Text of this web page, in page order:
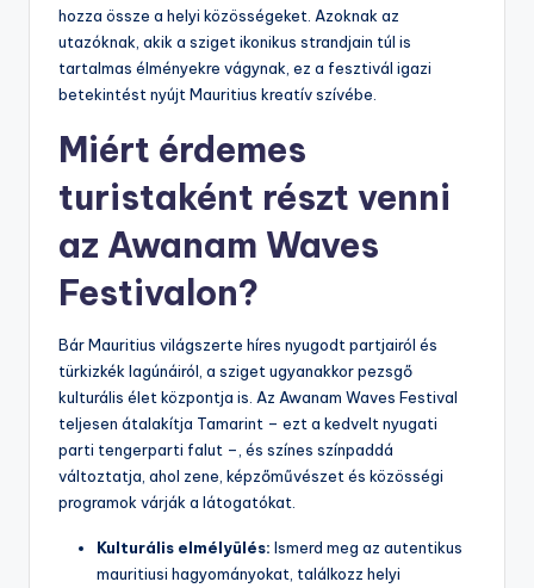
hozza össze a helyi közösségeket. Azoknak az
utazóknak, akik a sziget ikonikus strandjain túl is
tartalmas élményekre vágynak, ez a fesztivál igazi
betekintést nyújt Mauritius kreatív szívébe.
Miért érdemes
turistaként részt venni
az Awanam Waves
Festivalon?
Bár Mauritius világszerte híres nyugodt partjairól és
türkizkék lagúnáiról, a sziget ugyanakkor pezsgő
kulturális élet központja is. Az Awanam Waves Festival
teljesen átalakítja Tamarint – ezt a kedvelt nyugati
parti tengerparti falut –, és színes színpaddá
változtatja, ahol zene, képzőművészet és közösségi
programok várják a látogatókat.
Kulturális elmélyülés: Ismerd meg az autentikus
mauritiusi hagyományokat, találkozz helyi